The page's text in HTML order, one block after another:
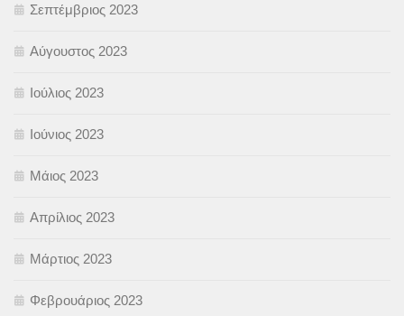
Σεπτέμβριος 2023
Αύγουστος 2023
Ιούλιος 2023
Ιούνιος 2023
Μάιος 2023
Απρίλιος 2023
Μάρτιος 2023
Φεβρουάριος 2023